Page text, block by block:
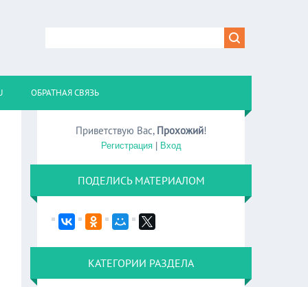
ОБРАТНАЯ СВЯЗЬ
Приветствую Вас, Прохожий!
Регистрация| Вход
ПОДЕЛИСЬ МАТЕРИАЛОМ
КАТЕГОРИИ РАЗДЕЛА